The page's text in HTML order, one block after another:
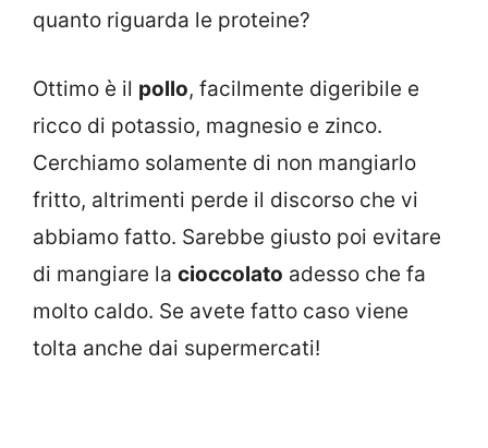
quanto riguarda le proteine?
Ottimo è il pollo, facilmente digeribile e
ricco di potassio, magnesio e zinco.
Cerchiamo solamente di non mangiarlo
fritto, altrimenti perde il discorso che vi
abbiamo fatto. Sarebbe giusto poi evitare
di mangiare la cioccolato adesso che fa
molto caldo. Se avete fatto caso viene
tolta anche dai supermercati!